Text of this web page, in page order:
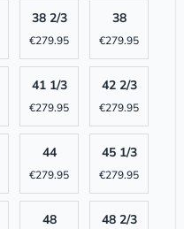
38 2/3
€279.95
38
€279.95
41 1/3
€279.95
42 2/3
€279.95
44
€279.95
45 1/3
€279.95
48 48 2/3